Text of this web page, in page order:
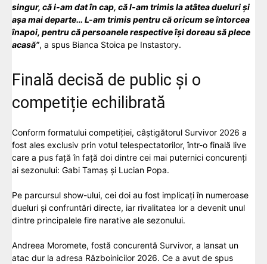
singur, că i-am dat în cap, că l-am trimis la atâtea dueluri și
așa mai departe… L-am trimis pentru că oricum se întorcea
înapoi, pentru că persoanele respective își doreau să plece
acasă”, a spus Bianca Stoica pe Instastory.
Finală decisă de public și o
competiție echilibrată
Conform formatului competiției, câștigătorul Survivor 2026 a
fost ales exclusiv prin votul telespectatorilor, într-o finală live
care a pus față în față doi dintre cei mai puternici concurenți
ai sezonului: Gabi Tamaș și Lucian Popa.
Pe parcursul show-ului, cei doi au fost implicați în numeroase
dueluri și confruntări directe, iar rivalitatea lor a devenit unul
dintre principalele fire narative ale sezonului.
Andreea Moromete, fostă concurentă Survivor, a lansat un
atac dur la adresa Războinicilor 2026. Ce a avut de spus